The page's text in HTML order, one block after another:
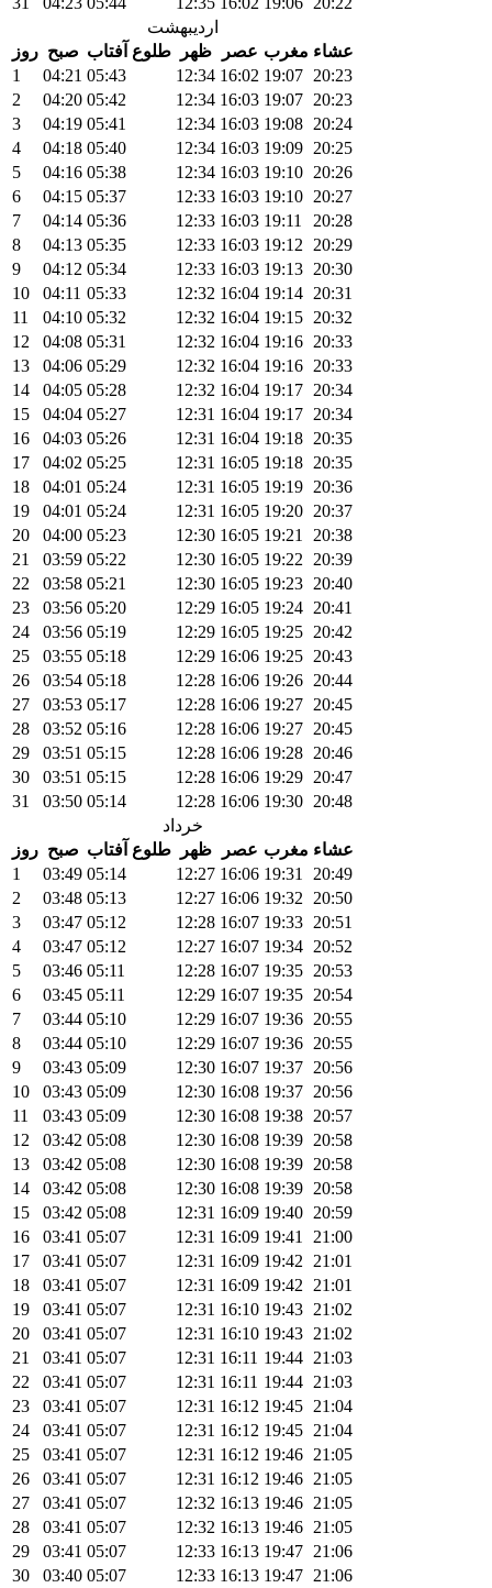
اردیبهشت
روز صبح طلوع آفتاب ظهر عصر مغرب عشاء
1
04:21 05:43 12:34 16:02 19:07 20:23
2
04:20 05:42 12:34 16:03 19:07 20:23
3
04:19 05:41 12:34 16:03 19:08 20:24
4
04:18 05:40 12:34 16:03 19:09 20:25
5
04:16 05:38 12:34 16:03 19:10 20:26
6
04:15 05:37 12:33 16:03 19:10 20:27
7
04:14 05:36 12:33 16:03 19:11
20:28
8
04:13 05:35 12:33 16:03 19:12
20:29
9
04:12 05:34 12:33 16:03 19:13 20:30
10
04:11 05:33 12:32 16:04 19:14 20:31
11
04:10 05:32 12:32 16:04 19:15 20:32
12
04:08 05:31 12:32 16:04 19:16 20:33
13
04:06 05:29 12:32 16:04 19:16 20:33
14
04:05 05:28 12:32 16:04 19:17 20:34
15
04:04 05:27 12:31 16:04 19:17 20:34
16
04:03 05:26 12:31 16:04 19:18 20:35
17
04:02 05:25 12:31 16:05 19:18 20:35
18
04:01 05:24 12:31 16:05 19:19 20:36
19
04:01 05:24 12:31 16:05 19:20 20:37
20
04:00 05:23 12:30 16:05 19:21
20:38
21
03:59 05:22 12:30 16:05 19:22
20:39
22
03:58 05:21 12:30 16:05 19:23 20:40
23
03:56 05:20 12:29 16:05 19:24 20:41
24
03:56 05:19 12:29 16:05 19:25 20:42
25
03:55 05:18 12:29 16:06 19:25 20:43
26
03:54 05:18 12:28 16:06 19:26 20:44
27
03:53 05:17 12:28 16:06 19:27 20:45
28
03:52 05:16 12:28 16:06 19:27 20:45
29
03:51 05:15 12:28 16:06 19:28 20:46
30
03:51 05:15 12:28 16:06 19:29 20:47
31
03:50 05:14 12:28 16:06 19:30 20:48
خرداد
روز صبح طلوع آفتاب ظهر عصر مغرب عشاء
1
03:49 05:14 12:27 16:06 19:31
20:49
2
03:48 05:13 12:27 16:06 19:32
20:50
3
03:47 05:12 12:28 16:07 19:33 20:51
4
03:47 05:12 12:27 16:07 19:34 20:52
5
03:46 05:11 12:28 16:07 19:35 20:53
6
03:45 05:11 12:29 16:07 19:35 20:54
7
03:44 05:10 12:29 16:07 19:36 20:55
8
03:44 05:10 12:29 16:07 19:36 20:55
9
03:43 05:09 12:30 16:07 19:37 20:56
10
03:43 05:09 12:30 16:08 19:37 20:56
11
03:43 05:09 12:30 16:08 19:38 20:57
12
03:42 05:08 12:30 16:08 19:39 20:58
13
03:42 05:08 12:30 16:08 19:39 20:58
14
03:42 05:08 12:30 16:08 19:39 20:58
15
03:42 05:08 12:31 16:09 19:40 20:59
16
03:41 05:07 12:31 16:09 19:41
21:00
17
03:41 05:07 12:31 16:09 19:42
21:01
18
03:41 05:07 12:31 16:09 19:42
21:01
19
03:41 05:07 12:31 16:10 19:43 21:02
20
03:41 05:07 12:31 16:10 19:43 21:02
21
03:41 05:07 12:31 16:11 19:44 21:03
22
03:41 05:07 12:31 16:11 19:44 21:03
23
03:41 05:07 12:31 16:12 19:45 21:04
24
03:41 05:07 12:31 16:12 19:45 21:04
25
03:41 05:07 12:31 16:12 19:46 21:05
26
03:41 05:07 12:31 16:12 19:46 21:05
27
03:41 05:07 12:32 16:13 19:46 21:05
28
03:41 05:07 12:32 16:13 19:46 21:05
29
03:41 05:07 12:33 16:13 19:47 21:06
30
03:40 05:07 12:33 16:13 19:47 21:06